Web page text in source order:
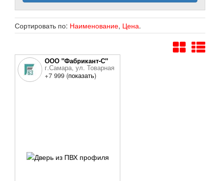
Сортировать по: Наименование, Цена.
ООО "Фабрикант-С"
г.Самара, ул. Товарная
7 е, офис 9
+7 999 (показать)